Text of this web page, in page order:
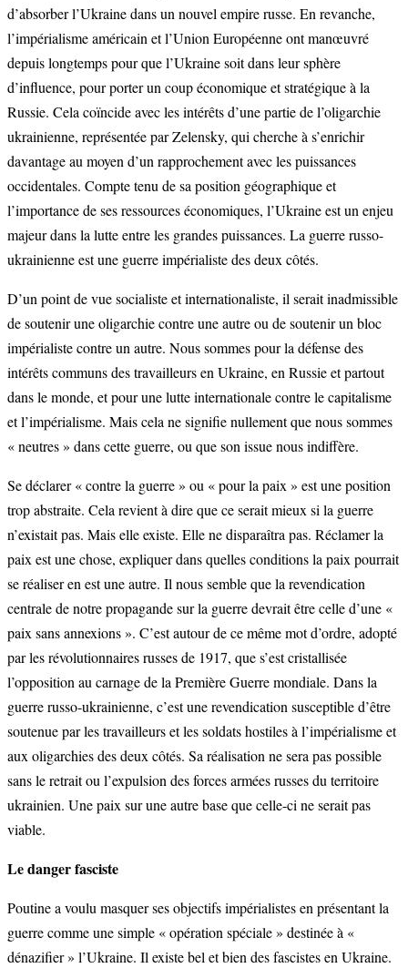
d’absorber l’Ukraine dans un nouvel empire russe. En revanche,
l’impérialisme américain et l’Union Européenne ont manœuvré
depuis longtemps pour que l’Ukraine soit dans leur sphère
d’influence, pour porter un coup économique et stratégique à la
Russie. Cela coïncide avec les intérêts d’une partie de l’oligarchie
ukrainienne, représentée par Zelensky, qui cherche à s’enrichir
davantage au moyen d’un rapprochement avec les puissances
occidentales. Compte tenu de sa position géographique et
l’importance de ses ressources économiques, l’Ukraine est un enjeu
majeur dans la lutte entre les grandes puissances. La guerre russo-
ukrainienne est une guerre impérialiste des deux côtés.
D’un point de vue socialiste et internationaliste, il serait inadmissible
de soutenir une oligarchie contre une autre ou de soutenir un bloc
impérialiste contre un autre. Nous sommes pour la défense des
intérêts communs des travailleurs en Ukraine, en Russie et partout
dans le monde, et pour une lutte internationale contre le capitalisme
et l’impérialisme. Mais cela ne signifie nullement que nous sommes
« neutres » dans cette guerre, ou que son issue nous indiffère.
Se déclarer « contre la guerre » ou « pour la paix » est une position
trop abstraite. Cela revient à dire que ce serait mieux si la guerre
n’existait pas. Mais elle existe. Elle ne disparaîtra pas. Réclamer la
paix est une chose, expliquer dans quelles conditions la paix pourrait
se réaliser en est une autre. Il nous semble que la revendication
centrale de notre propagande sur la guerre devrait être celle d’une «
paix sans annexions ». C’est autour de ce même mot d’ordre, adopté
par les révolutionnaires russes de 1917, que s’est cristallisée
l’opposition au carnage de la Première Guerre mondiale. Dans la
guerre russo-ukrainienne, c’est une revendication susceptible d’être
soutenue par les travailleurs et les soldats hostiles à l’impérialisme et
aux oligarchies des deux côtés. Sa réalisation ne sera pas possible
sans le retrait ou l’expulsion des forces armées russes du territoire
ukrainien. Une paix sur une autre base que celle-ci ne serait pas
viable.
Le danger fasciste
Poutine a voulu masquer ses objectifs impérialistes en présentant la
guerre comme une simple « opération spéciale » destinée à «
dénazifier » l’Ukraine. Il existe bel et bien des fascistes en Ukraine.